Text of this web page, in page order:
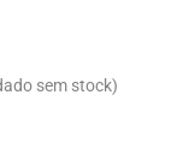
sem stock)